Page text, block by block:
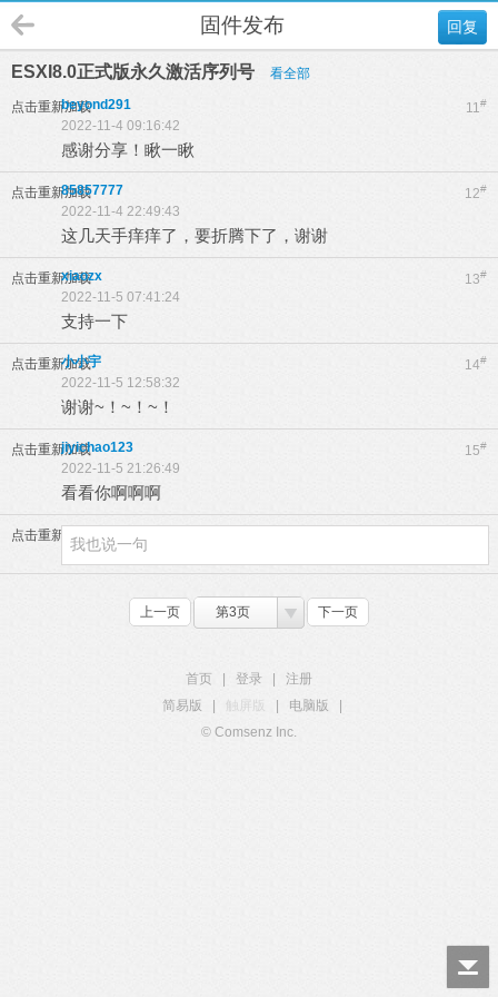
回复
固件发布
ESXI8.0正式版永久激活序列号 看全部
点击重新加载 11#
beyond291
2022-11-4 09:16:42
感谢分享！瞅一瞅
点击重新加载 12#
85857777
2022-11-4 22:49:43
这几天手痒痒了，要折腾下了，谢谢
点击重新加载 13#
xiaozx
2022-11-5 07:41:24
支持一下
点击重新加载 14#
小小宇
2022-11-5 12:58:32
谢谢~！~！~！
点击重新加载 15#
jiyichao123
2022-11-5 21:26:49
看看你啊啊啊
点击重新加载
上一页 第3页 下一页
首页 登录
注册
简易版
触屏版 电脑版
© Comsenz Inc.